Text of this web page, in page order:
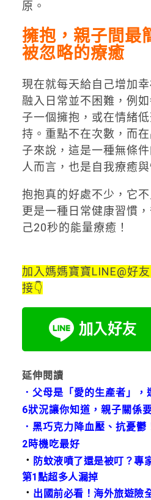
原。
擁抱，親子間最
被忽略的療癒
現在就每天給自己增加
融入日常並不困難，例
子一個擁抱，或在情緒
持。重點不在次數，而
子來說，這是一種無條
人而言，也是自我療癒
抱抱真的好處不少，它
更是一種日常健康習慣
己20秒的能量療癒！
加入媽媽寶寶LINE@好
接👇
延伸閱讀
． 父母是「愛的生產者」，
6狀況讓你知道，親子關係
． 黑巧克力降血壓、抗憂鬱
2時機吃最好
． 防蚊液噴了還是被叮？專
第1點超多人漏掉
． 出國前必看！海外旅遊險